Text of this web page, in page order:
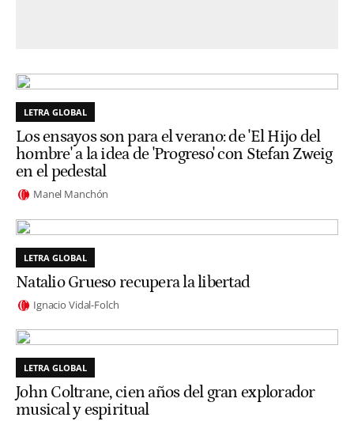
LETRA GLOBAL
Los ensayos son para el verano: de 'El Hijo del
hombre' a la idea de 'Progreso' con Stefan Zweig
en el pedestal
Manel Manchón
LETRA GLOBAL
Natalio Grueso recupera la libertad
Ignacio Vidal-Folch
LETRA GLOBAL
John Coltrane, cien años del gran explorador
musical y espiritual